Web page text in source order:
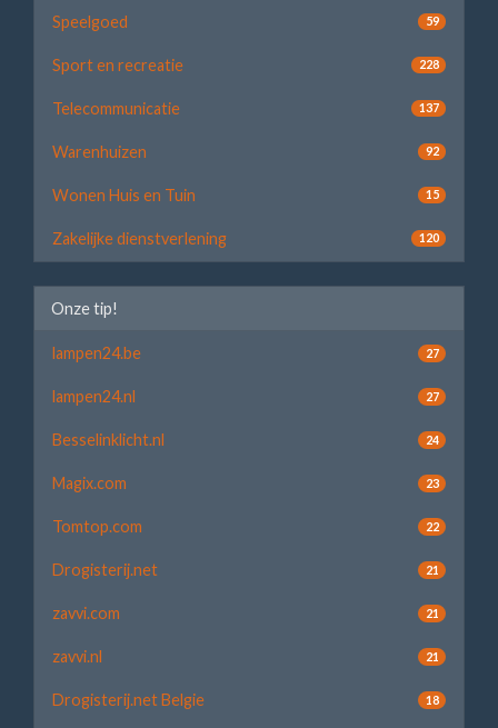
Speelgoed 59
Sport en recreatie 228
Telecommunicatie 137
Warenhuizen 92
Wonen Huis en Tuin 15
Zakelijke dienstverlening 120
Onze tip!
lampen24.be 27
lampen24.nl 27
Besselinklicht.nl 24
Magix.com 23
Tomtop.com 22
Drogisterij.net 21
zavvi.com 21
zavvi.nl 21
Drogisterij.net Belgie 18